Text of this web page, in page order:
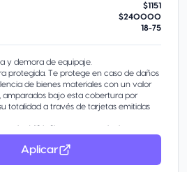
$1151
$240000
18-75
y demora de equipaje.
protegida. Te protege en caso de daños
de bienes materiales con un valor
amparados bajo esta cobertura por
totalidad a través de tarjetas emitidas
VISA. Si encuentras el mismo
tienda ubicada en el mismo país, te
beneficio asegura hasta 400 USD por
Aplicar